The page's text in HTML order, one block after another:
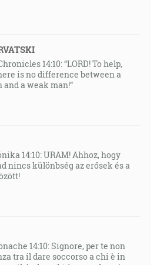
14:10: “LORD! To help,
is no difference between a
and a weak man!”
14:10: URAM! Ahhoz, hogy
nincs különbség az erősek és a
14:10: Signore, per te non
tra il dare soccorso a chi è in